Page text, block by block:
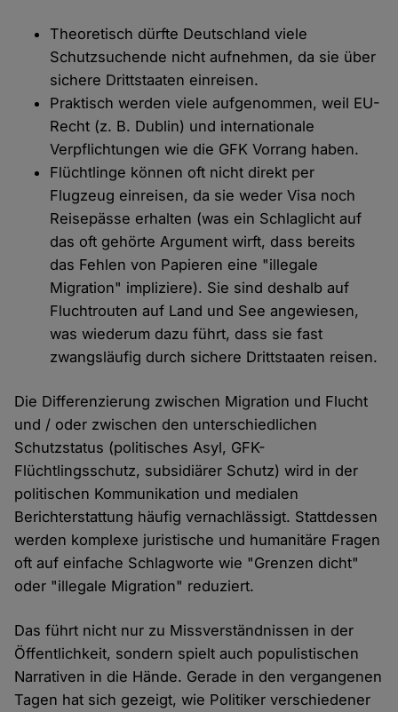
Theoretisch dürfte Deutschland viele
Schutzsuchende nicht aufnehmen, da sie über
sichere Drittstaaten einreisen.
Praktisch werden viele aufgenommen, weil EU-
Recht (z. B. Dublin) und internationale
Verpflichtungen wie die GFK Vorrang haben.
Flüchtlinge können oft nicht direkt per
Flugzeug einreisen, da sie weder Visa noch
Reisepässe erhalten (was ein Schlaglicht auf
das oft gehörte Argument wirft, dass bereits
das Fehlen von Papieren eine "illegale
Migration" impliziere). Sie sind deshalb auf
Fluchtrouten auf Land und See angewiesen,
was wiederum dazu führt, dass sie fast
zwangsläufig durch sichere Drittstaaten reisen.
Die Differenzierung zwischen Migration und Flucht
und / oder zwischen den unterschiedlichen
Schutzstatus (politisches Asyl, GFK-
Flüchtlingsschutz, subsidiärer Schutz) wird in der
politischen Kommunikation und medialen
Berichterstattung häufig vernachlässigt. Stattdessen
werden komplexe juristische und humanitäre Fragen
oft auf einfache Schlagworte wie "Grenzen dicht"
oder "illegale Migration" reduziert.
Das führt nicht nur zu Missverständnissen in der
Öffentlichkeit, sondern spielt auch populistischen
Narrativen in die Hände. Gerade in den vergangenen
Tagen hat sich gezeigt, wie Politiker verschiedener